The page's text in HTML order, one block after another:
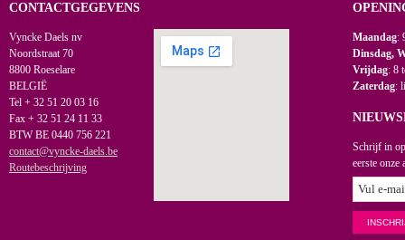
CONTACTGEGEVENS
Vyncke Daels nv
Noordstraat 70
8800 Roeselare
BELGIË
Tel + 32 51 20 03 16
Fax + 32 51 24 11 33
BTW BE 0440 756 221
contact@vyncke-daels.be
Routebeschrijving
Maandag:
Dinsdag,
Vrijdag: 8
Zaterdag:
Schrijf in
eerste onze